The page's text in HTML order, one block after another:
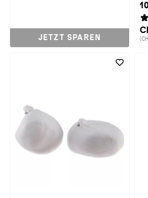
JETZT SPAREN